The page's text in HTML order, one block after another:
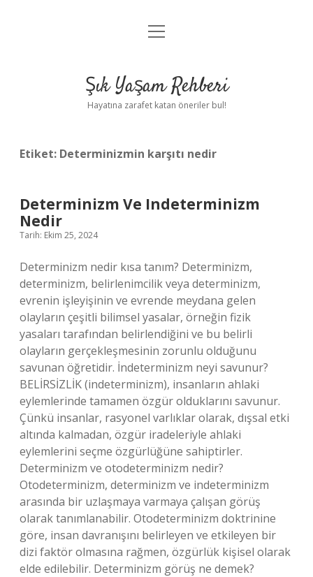
Anasayfa
Yasal Uyarı
menüyü
Şık Yaşam Rehberi
Hayatına zarafet katan öneriler bul!
Etiket: Determinizmin karşıtı nedir
Determinizm Ve Indeterminizm
Nedir
Tarih: Ekim 25, 2024
Determinizm nedir kısa tanım? Determinizm,
determinizm, belirlenimcilik veya determinizm,
evrenin işleyişinin ve evrende meydana gelen
olayların çeşitli bilimsel yasalar, örneğin fizik
yasaları tarafından belirlendiğini ve bu belirli
olayların gerçekleşmesinin zorunlu olduğunu
savunan öğretidir. İndeterminizm neyi savunur?
BELİRSİZLİK (indeterminizm), insanların ahlaki
eylemlerinde tamamen özgür olduklarını savunur.
Çünkü insanlar, rasyonel varlıklar olarak, dışsal etki
altında kalmadan, özgür iradeleriyle ahlaki
eylemlerini seçme özgürlüğüne sahiptirler.
Determinizm ve otodeterminizm nedir?
Otodeterminizm, determinizm ve indeterminizm
arasında bir uzlaşmaya varmaya çalışan görüş
olarak tanımlanabilir. Otodeterminizm doktrinine
göre, insan davranışını belirleyen ve etkileyen bir
dizi faktör olmasına rağmen, özgürlük kişisel olarak
elde edilebilir. Determinizm görüş ne demek?